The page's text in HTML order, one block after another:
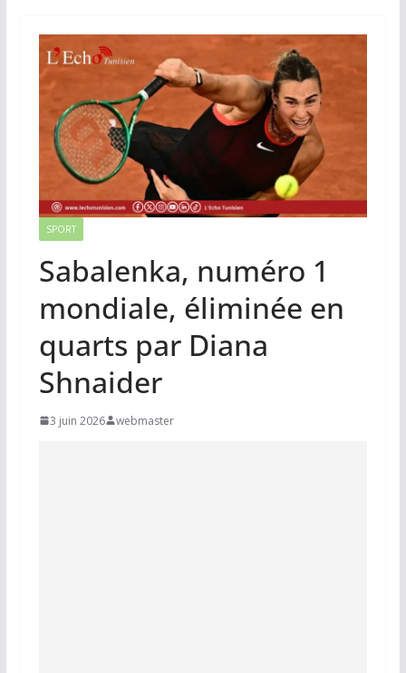
SPORT
Sabalenka, numéro 1
mondiale, éliminée en
quarts par Diana
Shnaider
3 juin 2026 webmaster